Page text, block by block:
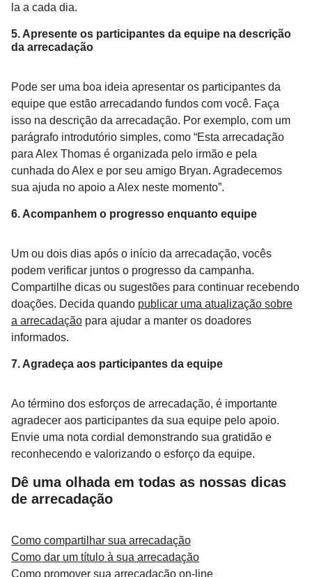
la a cada dia.
5. Apresente os participantes da equipe na descrição
da arrecadação
Pode ser uma boa ideia apresentar os participantes da
equipe que estão arrecadando fundos com você. Faça
isso na descrição da arrecadação. Por exemplo, com um
parágrafo introdutório simples, como “Esta arrecadação
para Alex Thomas é organizada pelo irmão e pela
cunhada do Alex e por seu amigo Bryan. Agradecemos
sua ajuda no apoio a Alex neste momento”.
6. Acompanhem o progresso enquanto equipe
Um ou dois dias após o início da arrecadação, vocês
podem verificar juntos o progresso da campanha.
Compartilhe dicas ou sugestões para continuar recebendo
doações. Decida quando publicar uma atualização sobre
a arrecadação para ajudar a manter os doadores
informados.
7. Agradeça aos participantes da equipe
Ao término dos esforços de arrecadação, é importante
agradecer aos participantes da sua equipe pelo apoio.
Envie uma nota cordial demonstrando sua gratidão e
reconhecendo e valorizando o esforço da equipe.
Dê uma olhada em todas as nossas dicas
de arrecadação
Como compartilhar sua arrecadação
Como dar um título à sua arrecadação
Como promover sua arrecadação on-line